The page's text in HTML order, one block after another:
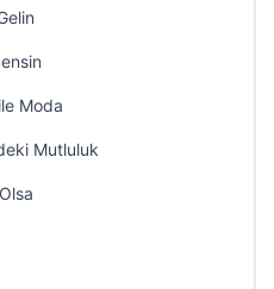
Moda
Mutluluk